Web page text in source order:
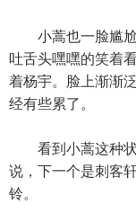
小蒿也一脸尴尬
吐舌头嘿嘿的笑着
着杨宇。脸上渐渐
经有些累了。
看到小蒿这种状
说，下一个是刺客
铃。